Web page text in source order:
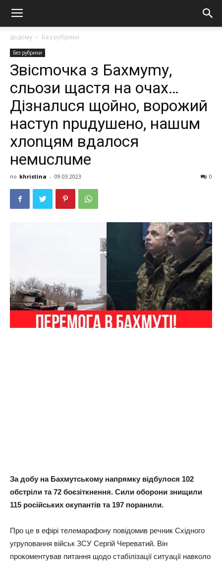
додому Без рубрики
Без рубрики
Звісmочка з Бахмуmу,
сльози щастя на очах…
Дізналuся щойно, ворожий
настуn nрuдушeнo, нашuм
хлоnцям вдaлося
нeмuслuмe
по khristina - 09.03.2023 0
За добу на Бахмутському напрямку відбулося 102
обстріли та 72 боєзіткнення. Сили оборони знищили
115 російських окупантів та 197 поранили.
Про це в ефірі телемарафону повідомив речник Східного
угруповання військ ЗСУ Сергій Череватий. Він
прокоментував питання щодо стабілізації ситуації навколо